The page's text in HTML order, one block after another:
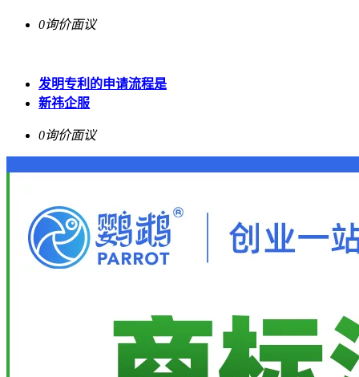
0询价面议
发明专利的申请流程是
新祎企服
0询价面议